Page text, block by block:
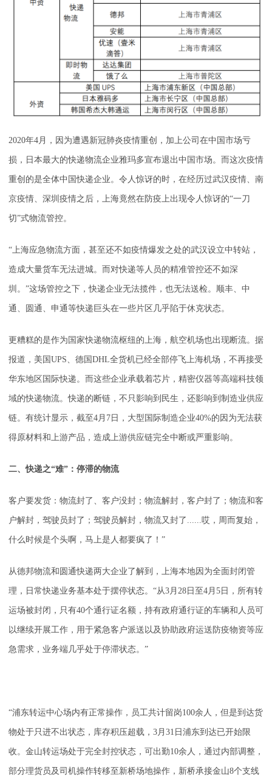
2020年4月，因为遭遇新冠肺炎疫情重创，加上公司在中国市场亏
损，日本最大的快递物流企业雅玛多宣布退出中国市场。而这次疫情
重创的是全体中国快递企业。令人惊讶的时，在经历过武汉疫情、南
京疫情、深圳疫情之后，上海竟然在防疫上出现令人惊讶的“一刀
切”式物流管控。
“上海应急物流方面，甚至还不如疫情爆发之处的武汉设立中转站，
造成大量货车无法进城。而对快递等人员的精准管控还不如深
圳。”这场管控之下，快递企业无法揽件，也无法送检。顺丰、中
通、圆通、申通等快递巨头在一些片区几乎陷于休克状态。
更糟糕的是作为国家快递物流枢纽的上海，航空机场也出现断流。据
报道，美国UPS、德国DHL全货机已经全部停飞上海机场，不再接受
华东地区国际快递。而这些企业承载着芯片，精密仪器等高端科技领
域的快递物流。快递的断链，不只影响到民生，还影响到制造业供应
链。有统计显示，截至4月7日，大型国际制造企业40%的因为无法获
得原材料和上游产品，造成上游供应链完全中断或严重影响。
二、快递之“难”：停滞的物流
客户要发货：物流封了、客户没封；物流解封，客户封了；物流和客
户解封，驾驶员封了；驾驶员解封，物流又封了......哎，周而复始，
什么时候是个头啊，马上是人都要疯了！”
从德邦物流和圆通快递两大企业了解到，上海本地因为全面封闭管
理，日常快递业务基本处于摆停状态。“从3月28日至4月5日，所有转
运场被封闭，只有40个通行证名额，持有政府通行证的车辆和人员可
以继续开展工作，用于紧急客户派送以及协助政府运送防疫物资等应
急需求，业务端几乎处于停滞状态。”
“浦东转运中心场内有正常操作，员工共计留岗100余人，但是到达货
物处于只进不出状态，库存积压超载，3月31日浦东到达已开始限
收。金山转运场处于完全封控状态，可出勤10余人，通过内部调整，
部分理货员及司机操作转移至新桥场地操作，新桥承接金山8个支线